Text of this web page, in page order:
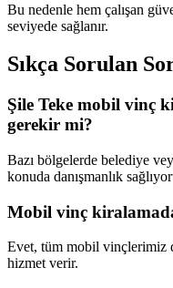
Bu nedenle hem çalışan
seviyede sağlanır.
Sıkça Sorulan
Şile Teke mobil vinç
gerekir mi?
Bazı bölgelerde belediye
konuda danışmanlık
Mobil vinç
Evet, tüm mobil vinçlerimiz
hizmet verir.